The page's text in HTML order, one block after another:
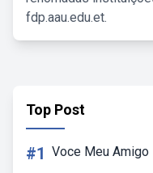
fdp.aau.edu.et.
Top Post
#1 Voce Meu Amigo